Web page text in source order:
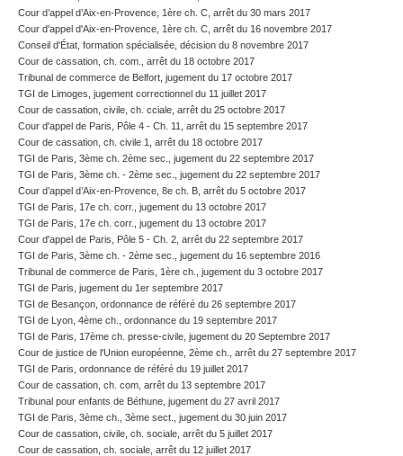
Cour d’appel d’Aix-en-Provence, 1ère ch. C, arrêt du 30 mars 2017
Cour d'appel d'Aix-en-Provence, 1ère ch. C, arrêt du 16 novembre 2017
Conseil d'État, formation spécialisée, décision du 8 novembre 2017
Cour de cassation, ch. com., arrêt du 18 octobre 2017
Tribunal de commerce de Belfort, jugement du 17 octobre 2017
TGI de Limoges, jugement correctionnel du 11 juillet 2017
Cour de cassation, civile, ch. cciale, arrêt du 25 octobre 2017
Cour d'appel de Paris, Pôle 4 - Ch. 11, arrêt du 15 septembre 2017
Cour de cassation, ch. civile 1, arrêt du 18 octobre 2017
TGI de Paris, 3ème ch. 2ème sec., jugement du 22 septembre 2017
TGI de Paris, 3ème ch. - 2ème sec., jugement du 22 septembre 2017
Cour d’appel d’Aix-en-Provence, 8e ch. B, arrêt du 5 octobre 2017
TGI de Paris, 17e ch. corr., jugement du 13 octobre 2017
TGI de Paris, 17e ch. corr., jugement du 13 octobre 2017
Cour d'appel de Paris, Pôle 5 - Ch. 2, arrêt du 22 septembre 2017
TGI de Paris, 3ème ch. - 2ème sec., jugement du 16 septembre 2016
Tribunal de commerce de Paris, 1ère ch., jugement du 3 octobre 2017
TGI de Paris, jugement du 1er septembre 2017
TGI de Besançon, ordonnance de référé du 26 septembre 2017
TGI de Lyon, 4ème ch., ordonnance du 19 septembre 2017
TGI de Paris, 17ème ch. presse-civile, jugement du 20 Septembre 2017
Cour de justice de l'Union européenne, 2ème ch., arrêt du 27 septembre 2017
TGI de Paris, ordonnance de référé du 19 juillet 2017
Cour de cassation, ch. com, arrêt du 13 septembre 2017
Tribunal pour enfants de Béthune, jugement du 27 avril 2017
TGI de Paris, 3ème ch., 3ème sect., jugement du 30 juin 2017
Cour de cassation, civile, ch. sociale, arrêt du 5 juillet 2017
Cour de cassation, ch. sociale, arrêt du 12 juillet 2017